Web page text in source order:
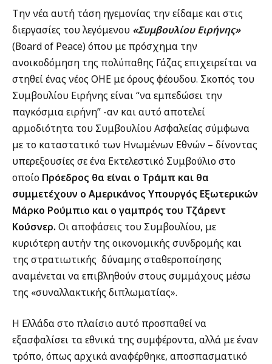
Την νέα αυτή τάση ηγεμονίας την είδαμε και στις
διεργασίες του λεγόμενου «Συμβουλίου Ειρήνης»
(Board of Peace) όπου με πρόσχημα την
ανοικοδόμηση της πολύπαθης Γάζας επιχειρείται να
στηθεί ένας νέος ΟΗΕ με όρους φέουδου. Σκοπός του
Συμβουλίου Ειρήνης είναι “να εμπεδώσει την
παγκόσμια ειρήνη” -αν και αυτό αποτελεί
αρμοδιότητα του Συμβουλίου Ασφαλείας σύμφωνα
με το καταστατικό των Ηνωμένων Εθνών – δίνοντας
υπερεξουσίες σε ένα Εκτελεστικό Συμβούλιο στο
οποίο Πρόεδρος θα είναι ο Τράμπ και θα
συμμετέχουν ο Αμερικάνος Υπουργός Εξωτερικών
Μάρκο Ρούμπιο και ο γαμπρός του Τζάρεντ
Κούσνερ. Οι αποφάσεις του Συμβουλίου, με
κυριότερη αυτήν της οικονομικής συνδρομής και
της στρατιωτικής δύναμης σταθεροποίησης
αναμένεται να επιβληθούν στους συμμάχους μέσω
της «συναλλακτικής διπλωματίας».
Η Ελλάδα στο πλαίσιο αυτό προσπαθεί να
εξασφαλίσει τα εθνικά της συμφέροντα, αλλά με έναν
τρόπο, όπως αρχικά αναφέρθηκε, αποσπασματικό